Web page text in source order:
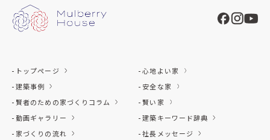
トップページ
建築事例
賢者のための家づくりコラム
動画ギャラリー
家づくりの流れ
心地よい家
安全な家
賢い家
建築キーワード辞典
社長メッセージ